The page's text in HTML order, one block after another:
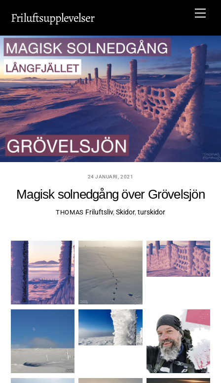
Friluftsupplevelser
24 JANUARI, 2021
Magisk solnedgång över Grövelsjön
THOMAS Friluftsliv, Skidor, turskidor